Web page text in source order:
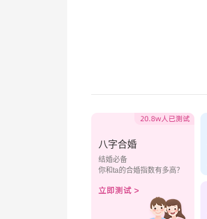
八字合婚
结婚必备
你和ta的合婚指数有多高？